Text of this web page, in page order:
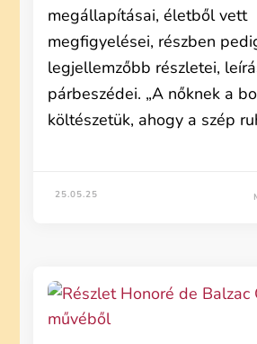
megállapításai, életből vett
megfigyelései, részben
legjellemzőbb részletei,
párbeszédei. „A nőknek a
költészetük, ahogy a szép
25.05.25